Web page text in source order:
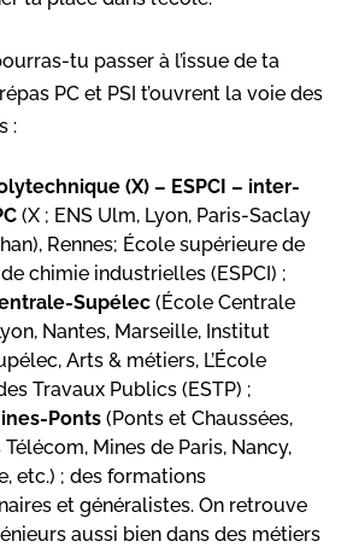
tu passer à l’issue de ta
PC et PSI t’ouvrent la voie des
:
(X) – ESPCI – inter-
(X ; ENS Ulm, Lyon, Paris-Saclay
Rennes; École supérieure de
chimie industrielles (ESPCI) ;
Supélec (École Centrale
Nantes, Marseille, Institut
Arts & métiers, L’École
Travaux Publics (ESTP) ;
Ponts (Ponts et Chaussées,
Télécom, Mines de Paris, Nancy,
etc.) ; des formations
et généralistes. On retrouve
aussi bien dans des métiers